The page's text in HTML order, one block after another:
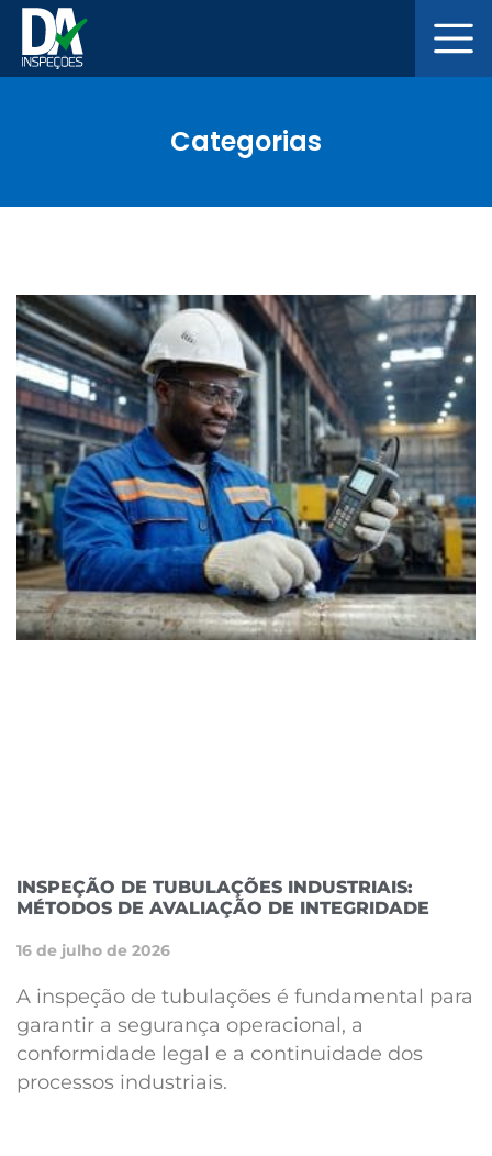
Categorias
INSPEÇÃO DE TUBULAÇÕES INDUSTRIAIS:
MÉTODOS DE AVALIAÇÃO DE INTEGRIDADE
16 de julho de 2026
A inspeção de tubulações é fundamental para
garantir a segurança operacional, a
conformidade legal e a continuidade dos
processos industriais.